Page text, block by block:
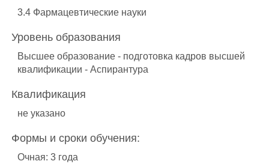
3.4 Фармацевтические науки
Уровень образования
Высшее образование - подготовка кадров высшей
квалификации - Аспирантура
Квалификация
не указано
Формы и сроки обучения:
Очная: 3 года